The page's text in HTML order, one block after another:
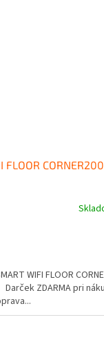
FLOOR
WIFI FLOOR
Darček ZDARMA pri